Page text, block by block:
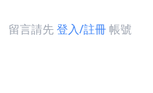
留言請先登入/註冊帳號